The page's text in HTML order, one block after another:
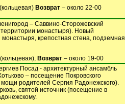
Возврат – около 22-00
– Саввино-Сторожевский
монастыря). Новый
крепостная стена, подземная
Возврат – около 19-00
Посад - архитектурный ансамбль
– посещение Покровского
родителей Сергия Радонежского).
святой источник (посещение в